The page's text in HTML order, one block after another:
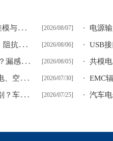
[2026/08/07]
共
模电感S参数怎么看？共模、差模与模式转换参数区别
[2026/08/06]
C
AN FD共模电感怎么选？漏感、阻抗平衡与通信余量
[2026/08/05]
共
模电感为什么会影响差分信号？漏感、插损与阻抗不平衡
[2026/07/30]
E
SD测试不过怎么排查？接触放电、空气放电和间接放电整改思路
[2026/07/25]
负
载突降、浪涌和ESD有什么区别？车载电源瞬态防护思路